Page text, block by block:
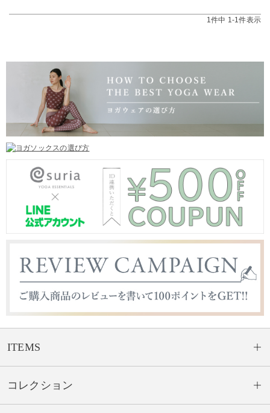
1件中 1-1件表示
ITEMS
コレクション